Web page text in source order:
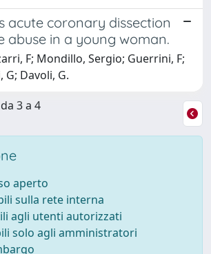
acute coronary dissection
abuse in a young woman.
F; Mondillo, Sergio; Guerrini, F;
G; Davoli, G.
3 a 4
aperto
sulla rete interna
agli utenti autorizzati
solo agli amministratori